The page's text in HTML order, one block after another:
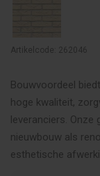
Artikelcode: 262046
Bouwvoordeel
hoge kwaliteit,
leveranciers. Onze
nieuwbouw als
esthetische